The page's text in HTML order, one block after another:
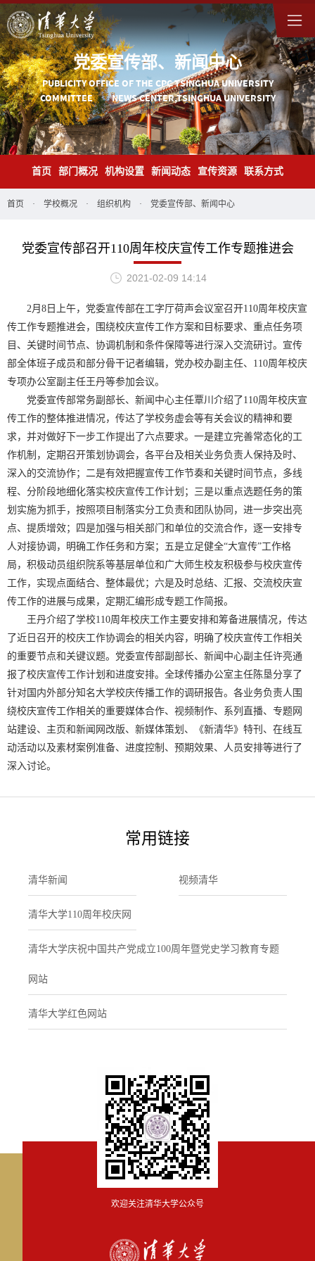
党委宣传部、新闻中心
PUBLICITY OFFICE OF THE CPC TSINGHUA UNIVERSITY
COMMITTEE NEWS CENTER,TSINGHUA UNIVERSITY
首页 部门概况 机构设置 新闻动态 宣传资源 联系方式
首页 · 学校概况 · 组织机构 · 党委宣传部、新闻中心
党委宣传部召开110周年校庆宣传工作专题推进会
2021-02-09 14:14
2月8日上午，党委宣传部在工字厅荷声会议室召开110周年校庆宣
传工作专题推进会，围绕校庆宣传工作方案和目标要求、重点任务项
目、关键时间节点、协调机制和条件保障等进行深入交流研讨。宣传
部全体班子成员和部分骨干记者编辑，党办校办副主任、110周年校庆
专项办公室副主任王丹等参加会议。
党委宣传部常务副部长、新闻中心主任覃川介绍了110周年校庆宣
传工作的整体推进情况，传达了学校务虚会等有关会议的精神和要
求，并对做好下一步工作提出了六点要求。一是建立完善常态化的工
作机制，定期召开策划协调会，各平台及相关业务负责人保持及时、
深入的交流协作；二是有效把握宣传工作节奏和关键时间节点，多线
程、分阶段地细化落实校庆宣传工作计划；三是以重点选题任务的策
划实施为抓手，按照项目制落实分工负责和团队协同，进一步突出亮
点、提质增效；四是加强与相关部门和单位的交流合作，逐一安排专
人对接协调，明确工作任务和方案；五是立足健全“大宣传”工作格
局，积极动员组织院系等基层单位和广大师生校友积极参与校庆宣传
工作，实现点面结合、整体最优；六是及时总结、汇报、交流校庆宣
传工作的进展与成果，定期汇编形成专题工作简报。
王丹介绍了学校110周年校庆工作主要安排和筹备进展情况，传达
了近日召开的校庆工作协调会的相关内容，明确了校庆宣传工作相关
的重要节点和关键议题。党委宣传部副部长、新闻中心副主任许亮通
报了校庆宣传工作计划和进度安排。全球传播办公室主任陈垦分享了
针对国内外部分知名大学校庆传播工作的调研报告。各业务负责人围
绕校庆宣传工作相关的重要媒体合作、视频制作、系列直播、专题网
站建设、主页和新闻网改版、新媒体策划、《新清华》特刊、在线互
动活动以及素材案例准备、进度控制、预期效果、人员安排等进行了
深入讨论。
常用链接
清华新闻 视频清华
清华大学110周年校庆网
清华大学庆祝中国共产党成立100周年暨党史学习教育专题
网站
清华大学红色网站
欢迎关注清华大学公众号